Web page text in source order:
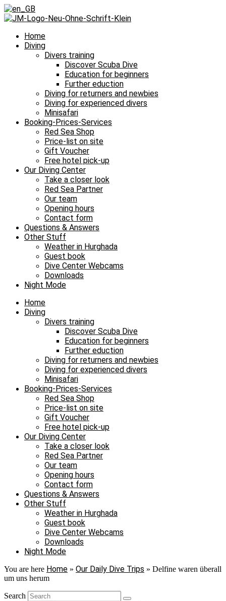
Home
Diving
Divers training
Discover Scuba Dive
Education for beginners
Further eduction
Diving for returners and newbies
Diving for experienced divers
Minisafari
Booking-Prices-Services
Red Sea Shop
Price-list on site
Gift Voucher
Free hotel pick-up
Our Diving Center
Take a closer look
Red Sea Partner
Our team
Opening hours
Contact form
Questions & Answers
Other Stuff
Weather in Hurghada
Guest book
Dive Center Webcams
Downloads
Night Mode
Home
Diving
Divers training
Discover Scuba Dive
Education for beginners
Further eduction
Diving for returners and newbies
Diving for experienced divers
Minisafari
Booking-Prices-Services
Red Sea Shop
Price-list on site
Gift Voucher
Free hotel pick-up
Our Diving Center
Take a closer look
Red Sea Partner
Our team
Opening hours
Contact form
Questions & Answers
Other Stuff
Weather in Hurghada
Guest book
Dive Center Webcams
Downloads
Night Mode
You are here Home » Our Daily Dive Trips » Delfine waren überall
um uns herum
Search